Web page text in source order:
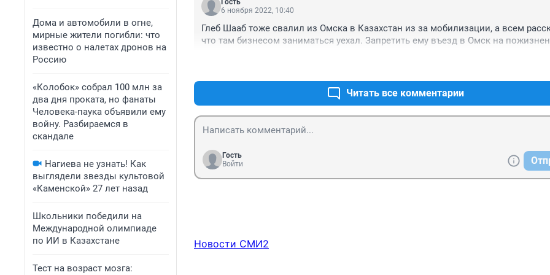
Дома и автомобили в огне,
мирные жители погибли: что
известно о налетах дронов на
Россию
«Колобок» собрал 100 млн за
два дня проката, но фанаты
Человека-паука объявили ему
войну. Разбираемся в
скандале
Нагиева не узнать! Как
выглядели звезды культовой
«Каменской» 27 лет назад
Школьники победили на
Международной олимпиаде
по ИИ в Казахстане
Тест на возраст мозга:
Гость
6 ноября 2022, 10:40
Глеб Шааб тоже свалил из Омска в Казахстан из за мобилизации, а всем
что там бизнесом заниматься уехал. Запретить ему въезд в Омск на
Читать все комментарии
Гость
Войти
Новости СМИ2